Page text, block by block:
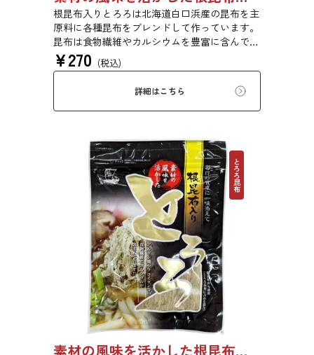
根昆布入りとろろは北海道白口浜産の昆布を主
原料に各種昆布をブレンドして作っています。
昆布は食物繊維やカルシウムを豊富に含んでい
ます。薄くふんわりと削っており、ご飯やお吸
い物、うどんに入れて美味しく召し上がれま
す。お口の中でとろーり、つるっと広がる根昆
布入りとろろを是非ご賞味ください。
¥270 (税込)
詳細はこちら
とろろ昆布
素材の風味を活かした根昆布入りとろろ 65g 単品 5袋セット 20袋セット 1736